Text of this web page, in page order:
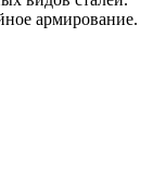
армирование.